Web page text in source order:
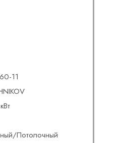
11
Потолочный